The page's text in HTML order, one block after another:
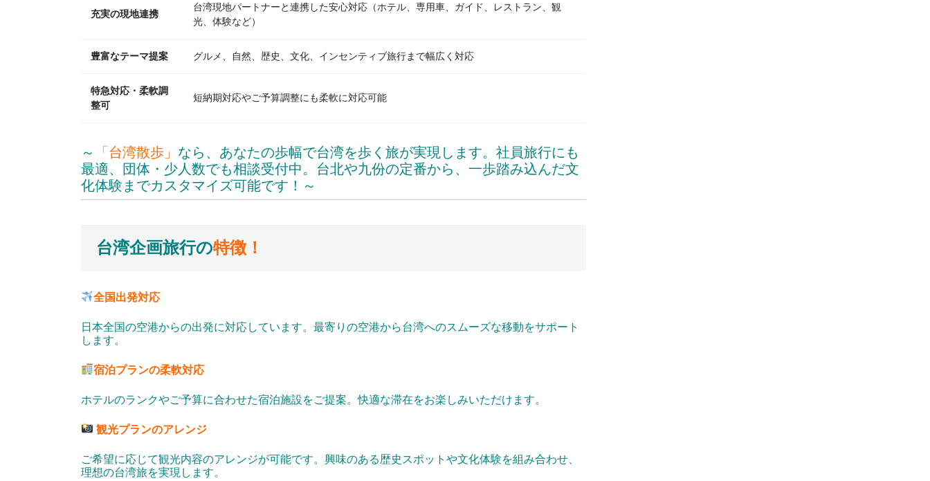
充実の現地連携
台湾現地パートナーと連携した安心対応（ホテル、専用車、ガイド、レストラン、観
光、体験など）
豊富なテーマ提案 グルメ、自然、歴史、文化、インセンティブ旅行まで幅広く対応
特急対応・柔軟調
整可
短納期対応やご予算調整にも柔軟に対応可能
～ 「台湾散歩」 なら、あなたの歩幅で台湾を歩く旅が実現します。社員旅行にも
最適、団体・少人数でも相談受付中。台北や九份の定番から、一歩踏み込んだ文
化体験までカスタマイズ可能です！～
台湾企画旅行の特徴！
全国出発対応
日本全国の空港からの出発に対応しています。 最寄りの空港から台湾へのスムーズな移動をサポート
します。
宿泊プランの柔軟対応
ホテルのランクやご予算に合わせた宿泊施設をご提案。快適な滞在をお楽しみいただけます。
観光プランのアレンジ
ご希望に応じて観光内容のアレンジが可能です。興味のある歴史スポットや文化体験を組み合わせ、
理想の台湾旅を実現します。